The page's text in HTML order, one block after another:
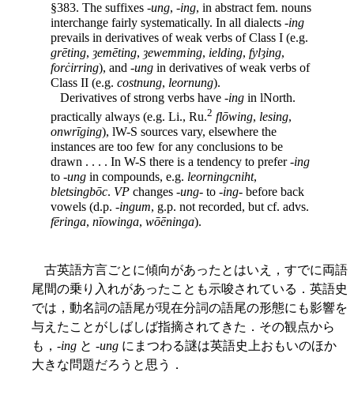
§383. The suffixes -ung, -ing, in abstract fem. nouns
interchange fairly systematically. In all dialects -ing
prevails in derivatives of weak verbs of Class I (e.g.
grēting, ȝemēting, ȝewemming, ielding, fylȝing,
forċirring), and -ung in derivatives of weak verbs of
Class II (e.g. costnung, leornung).
Derivatives of strong verbs have -ing in lNorth.
practically always (e.g. Li., Ru.2 flōwing, lesing,
onwrīging), lW-S sources vary, elsewhere the
instances are too few for any conclusions to be
drawn . . . . In W-S there is a tendency to prefer -ing
to -ung in compounds, e.g. leorningcniht,
bletsingbōc. VP changes -ung- to -ing- before back
vowels (d.p. -ingum, g.p. not recorded, but cf. advs.
fēringa, nīowinga, wōēninga).
古英語方言ごとに傾向があったとはいえ，すでに両語
尾間の乗り入れがあったことも示唆されている．英語史
では，動名詞の語尾が現在分詞の語尾の形態にも影響を
与えたことがしばしば指摘されてきた．その観点から
も，-ing と -ung にまつわる謎は英語史上おもいのほか
大きな問題だろうと思う．